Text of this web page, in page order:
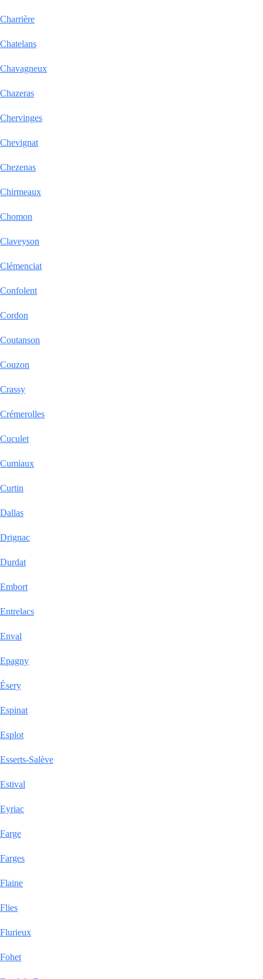
Charrière
Chatelans
Chavagneux
Chazeras
Chervinges
Chevignat
Chezenas
Chirmeaux
Chomon
Claveyson
Clémenciat
Confolent
Cordon
Coutanson
Couzon
Crassy
Crémerolles
Cuculet
Cumiaux
Curtin
Dallas
Drignac
Durdat
Embort
Entrelacs
Enval
Epagny
Ésery
Espinat
Esplot
Esserts-Salève
Estival
Eyriac
Farge
Farges
Flaine
Flies
Flurieux
Fohet